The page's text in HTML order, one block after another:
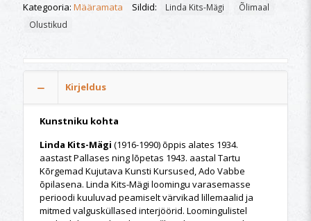
Kategooria: Määramata Sildid: Linda Kits-Mägi
Õlimaal
Olustikud
Kirjeldus
Kunstniku kohta
Linda Kits-Mägi (1916-1990) õppis alates 1934.
aastast Pallases ning lõpetas 1943. aastal Tartu
Kõrgemad Kujutava Kunsti Kursused, Ado Vabbe
õpilasena. Linda Kits-Mägi loomingu varasemasse
perioodi kuuluvad peamiselt värvikad lillemaalid ja
mitmed valgusküllased interjöörid. Loomingulistel